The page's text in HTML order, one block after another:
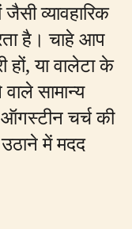
व्यावहारिक
है। चाहे आप
हों, या वालेटा के
सामान्य
चर्च की
में मदद